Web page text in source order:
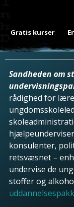
Gratis kurser
Sandheden om
rådighed for
konsulenter,
retsvæsnet –
undervise de
stoffer og